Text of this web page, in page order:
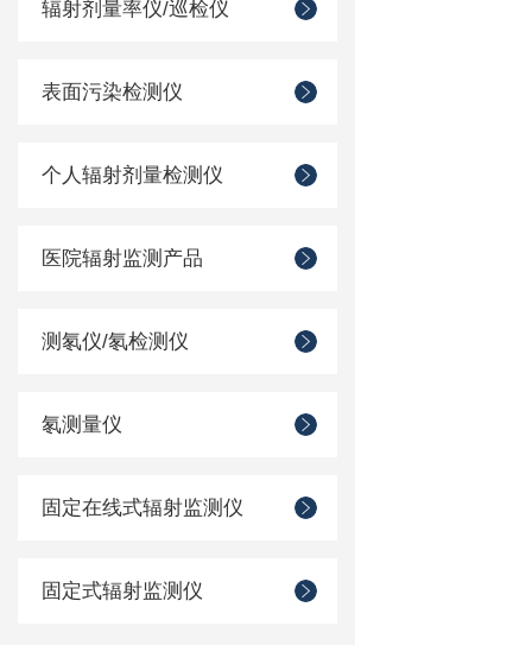
辐射剂量率仪/巡检仪
表面污染检测仪
个人辐射剂量检测仪
医院辐射监测产品
测氡仪/氡检测仪
氡测量仪
固定在线式辐射监测仪
固定式辐射监测仪